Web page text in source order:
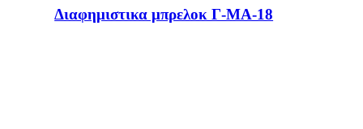
Διαφημιστικα μπρελοκ Γ-MA-18